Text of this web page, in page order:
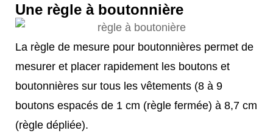
Une règle à boutonnière
La règle de mesure pour boutonnières permet de
mesurer et placer rapidement les boutons et
boutonnières sur tous les vêtements (8 à 9
boutons espacés de 1 cm (règle fermée) à 8,7 cm
(règle dépliée).